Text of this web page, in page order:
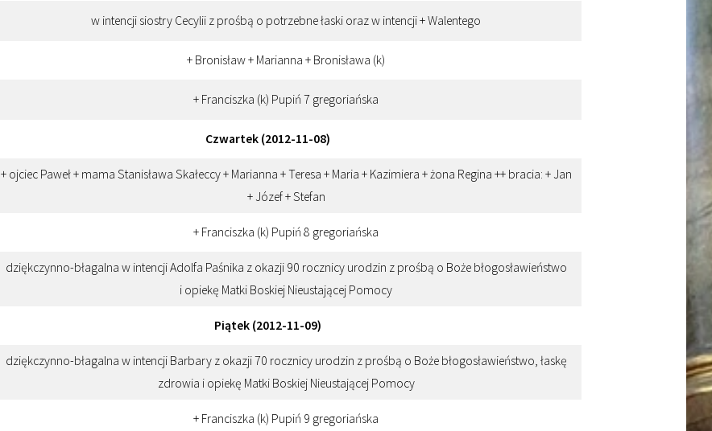
w intencji siostry Cecylii z prośbą o potrzebne łaski oraz w intencji + Walentego
+ Bronisław + Marianna + Bronisława (k)
+ Franciszka (k) Pupiń 7 gregoriańska
Czwartek (2012-11-08)
+ ojciec Paweł + mama Stanisława Skałeccy + Marianna + Teresa + Maria + Kazimiera + żona Regina ++ bracia: + Jan
+ Józef + Stefan
+ Franciszka (k) Pupiń 8 gregoriańska
dziękczynno-błagalna w intencji Adolfa Paśnika z okazji 90 rocznicy urodzin z prośbą o Boże błogosławieństwo
i opiekę Matki Boskiej Nieustającej Pomocy
Piątek (2012-11-09)
dziękczynno-błagalna w intencji Barbary z okazji 70 rocznicy urodzin z prośbą o Boże błogosławieństwo, łaskę
zdrowia i opiekę Matki Boskiej Nieustającej Pomocy
+ Franciszka (k) Pupiń 9 gregoriańska